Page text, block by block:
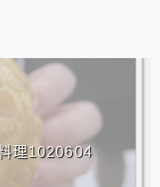
理1020604